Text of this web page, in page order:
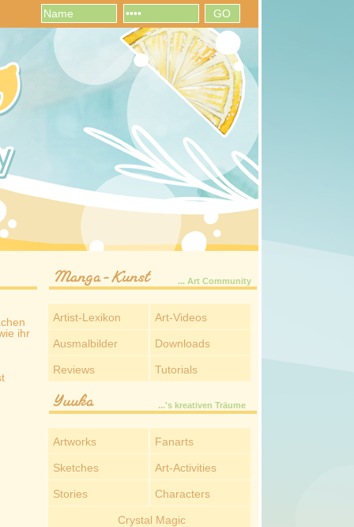
ihr
Manga-Kunst ... Art Community
Artist-Lexikon Art-Videos
Ausmalbilder Downloads
Reviews Tutorials
Yuuka ...'s kreativen Träume
Artworks Fanarts
Sketches Art-Activities
Stories Characters
Crystal Magic